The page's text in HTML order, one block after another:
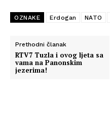
OZNAKE Erdogan NATO
Prethodni članak
RTV7 Tuzla i ovog ljeta sa
vama na Panonskim
jezerima!